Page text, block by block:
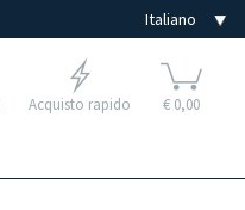
Acquisto rapido € 0,00